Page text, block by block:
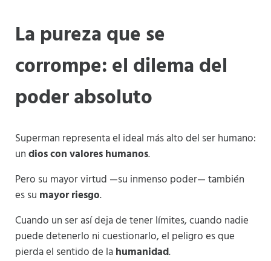
La pureza que se
corrompe: el dilema del
poder absoluto
Superman representa el ideal más alto del ser humano:
undios con valores humanos.
Pero su mayor virtud —su inmenso poder— también
es su mayor riesgo.
Cuando un ser así deja de tener límites, cuando nadie
puede detenerlo ni cuestionarlo, el peligro es que
pierda el sentido de lahumanidad.